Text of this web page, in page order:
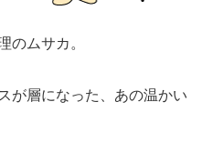
のムサカ。
が層になった、あの温かい